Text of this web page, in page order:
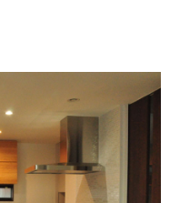
ン